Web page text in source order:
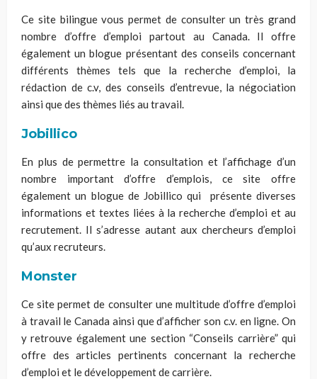
Ce site bilingue vous permet de consulter un très grand
nombre d’offre d’emploi partout au Canada. Il offre
également un blogue présentant des conseils concernant
différents thèmes tels que la recherche d’emploi, la
rédaction de c.v, des conseils d’entrevue, la négociation
ainsi que des thèmes liés au travail.
Jobillico
En plus de permettre la consultation et l’affichage d’un
nombre important d’offre d’emplois, ce site offre
également un blogue de Jobillico qui présente diverses
informations et textes liées à la recherche d’emploi et au
recrutement. Il s’adresse autant aux chercheurs d’emploi
qu’aux recruteurs.
Monster
Ce site permet de consulter une multitude d’offre d’emploi
à travail le Canada ainsi que d’afficher son c.v. en ligne. On
y retrouve également une section “Conseils carrière” qui
offre des articles pertinents concernant la recherche
d’emploi et le développement de carrière.